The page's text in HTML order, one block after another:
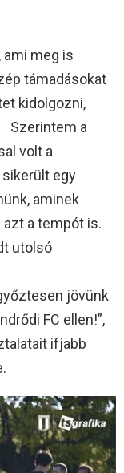
ami meg is
támadásokat
kidolgozni,
Szerintem a
volt a
egy
aminek
a tempót is.
utolsó
jövünk
FC ellen!”,
ifjabb